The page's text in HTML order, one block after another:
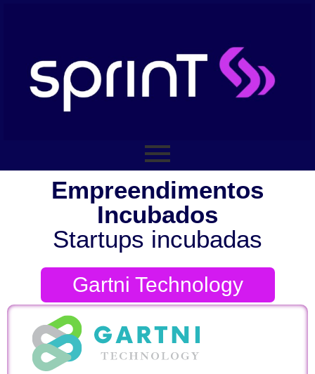
Empreendimentos
Incubados
Startups incubadas
Gartni Technology